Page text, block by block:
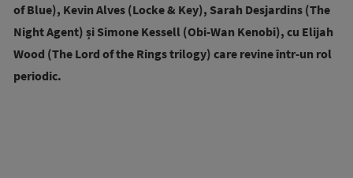
of Blue), Kevin Alves (Locke & Key), Sarah Desjardins (The
Night Agent) și Simone Kessell (Obi-Wan Kenobi), cu Elijah
Wood (The Lord of the Rings trilogy) care revine într-un rol
periodic.